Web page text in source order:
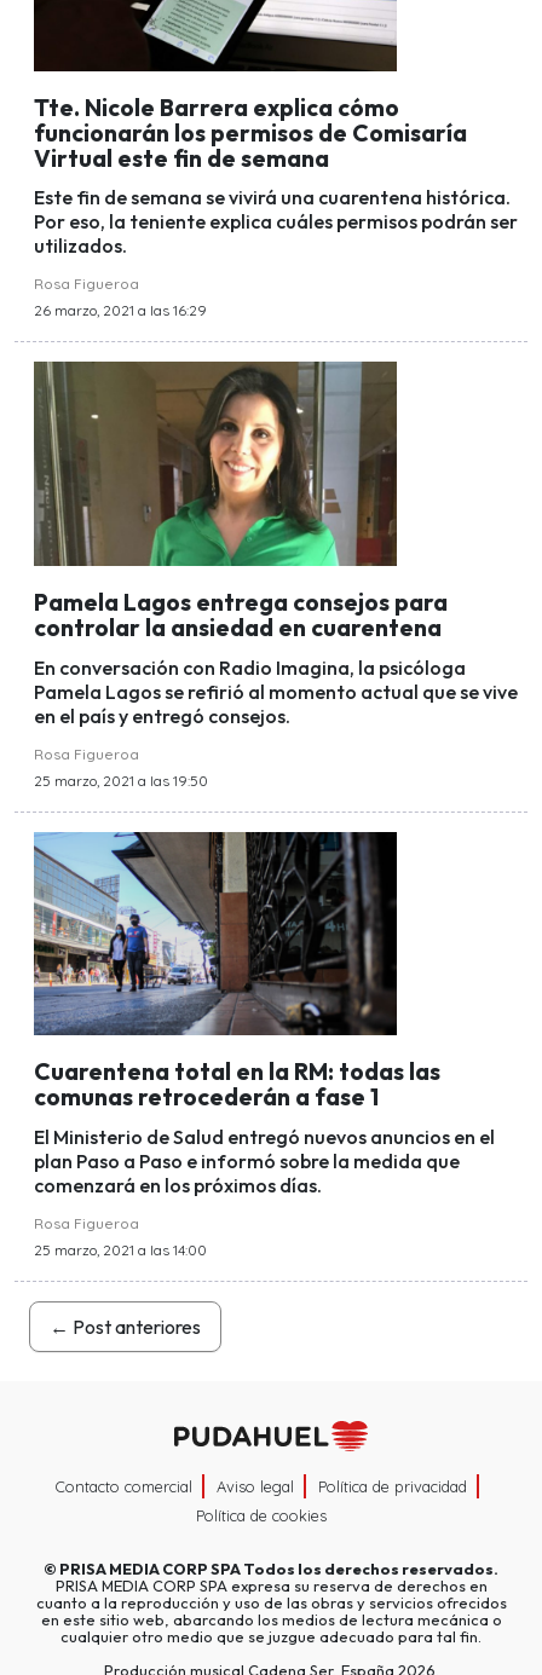
Tte. Nicole Barrera explica cómo
funcionarán los permisos de Comisaría
Virtual este fin de semana
Este fin de semana se vivirá una cuarentena histórica.
Por eso, la teniente explica cuáles permisos podrán ser
utilizados.
Rosa Figueroa
26 marzo, 2021 a las 16:29
Pamela Lagos entrega consejos para
controlar la ansiedad en cuarentena
En conversación con Radio Imagina, la psicóloga
Pamela Lagos se refirió al momento actual que se vive
en el país y entregó consejos.
Rosa Figueroa
25 marzo, 2021 a las 19:50
Cuarentena total en la RM: todas las
comunas retrocederán a fase 1
El Ministerio de Salud entregó nuevos anuncios en el
plan Paso a Paso e informó sobre la medida que
comenzará en los próximos días.
Rosa Figueroa
25 marzo, 2021 a las 14:00
← Post anteriores
Contacto comercial Aviso legal
Política de privacidad
Política de cookies
© PRISA MEDIA CORP SPATodos los derechos reservados.
PRISA MEDIA CORP SPA expresa su reserva de derechos en
cuanto a la reproducción y uso de las obras y servicios ofrecidos
en este sitio web, abarcando los medios de lectura mecánica o
cualquier otro medio que se juzgue adecuado para tal fin.
Producción musical Cadena Ser, España 2026.